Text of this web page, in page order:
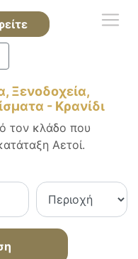
Ξενοδοχεία,
- Κρανίδι
τον κλάδο που
Αετοί.